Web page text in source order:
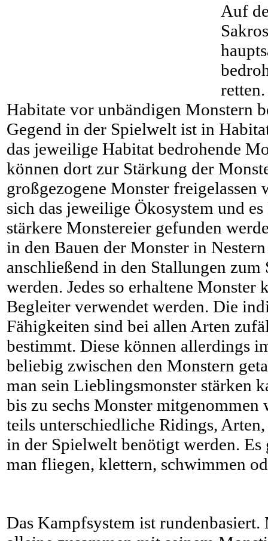
Auf
Habitate vor unbändigen Monstern
Gegend in der Spielwelt ist in
das jeweilige Habitat bedrohende
können dort zur Stärkung der
großgezogene Monster freigelassen
sich das jeweilige Ökosystem und
stärkere Monstereier gefunden
in den Bauen der Monster in
anschließend in den Stallungen
werden. Jedes so erhaltene Monster
Begleiter verwendet werden. Die
Fähigkeiten sind bei allen Arten
bestimmt. Diese können allerdings
beliebig zwischen den Monstern
man sein Lieblingsmonster stärken
bis zu sechs Monster mitgenommen
teils unterschiedliche Ridings,
in der Spielwelt benötigt werden.
man fliegen, klettern, schwimmen
Das Kampfsystem ist